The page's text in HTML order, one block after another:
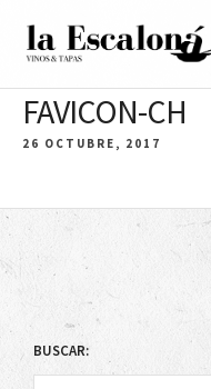
FAVICON-CH
26 OCTUBRE, 2017
BUSCAR: